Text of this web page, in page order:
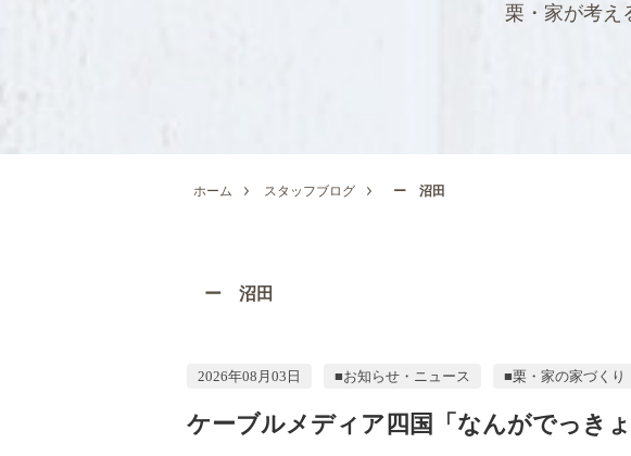
栗・家が考え
ホーム スタッフブログ ー 沼田
ー 沼田
2026年08月03日 ■お知らせ・ニュース ■栗・家の家づくり
ケーブルメディア四国「なんがでっき